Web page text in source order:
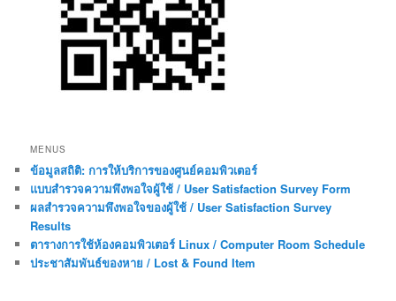
MENUS
ข้อมูลสถิติ: การให้บริการของศูนย์คอมพิวเตอร์
แบบสำรวจความพึงพอใจผู้ใช้ / User Satisfaction Survey Form
ผลสำรวจความพึงพอใจของผู้ใช้ / User Satisfaction Survey
Results
ตารางการใช้ห้องคอมพิวเตอร์ Linux / Computer Room Schedule
ประชาสัมพันธ์ของหาย / Lost & Found Item